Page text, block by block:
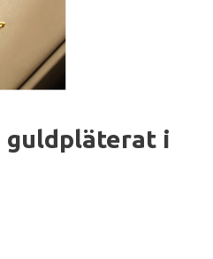
guldpläterat i